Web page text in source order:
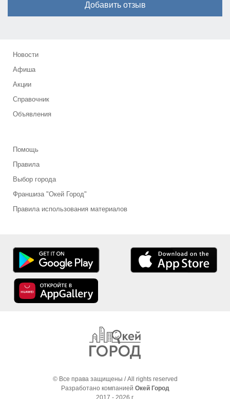
Добавить отзыв
Новости
Афиша
Акции
Справочник
Объявления
Помощь
Правила
Выбор города
Франшиза "Окей Город"
Правила использования материалов
© Все права защищены / All rights reserved
Разработано компанией Окей Город
2017 - 2026 г.